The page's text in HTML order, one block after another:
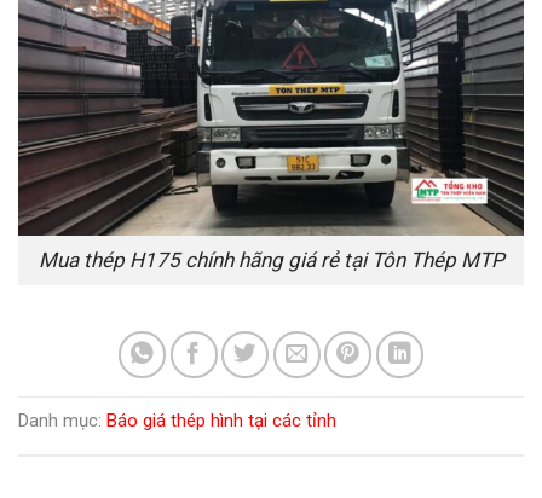
Mua thép H175 chính hãng giá rẻ tại Tôn Thép MTP
Danh mục: Báo giá thép hình tại các tỉnh